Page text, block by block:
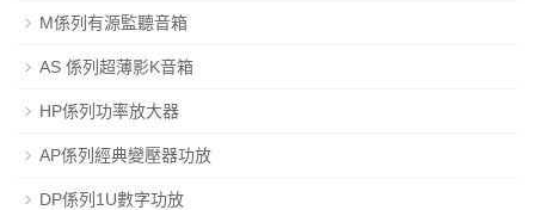
M係列有源監聽音箱
AS 係列超薄影K音箱
HP係列功率放大器
AP係列經典變壓器功放
DP係列1U數字功放